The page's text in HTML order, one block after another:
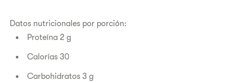
Datos nutricionales por porción:
Proteína 2 g
Calorías 30
Carbohidratos 3 g